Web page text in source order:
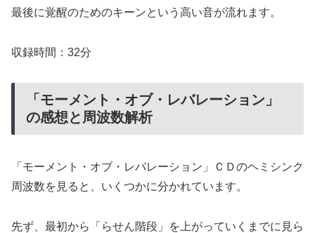
最後に覚醒のためのキーンという高い音が流れます。
収録時間：32分
「モーメント・オブ・レバレーション」
の感想と周波数解析
「モーメント・オブ・レバレーション」ＣＤのヘミシンク
周波数を見ると、いくつかに分かれています。
先ず、最初から「らせん階段」を上がっていくまでに見ら